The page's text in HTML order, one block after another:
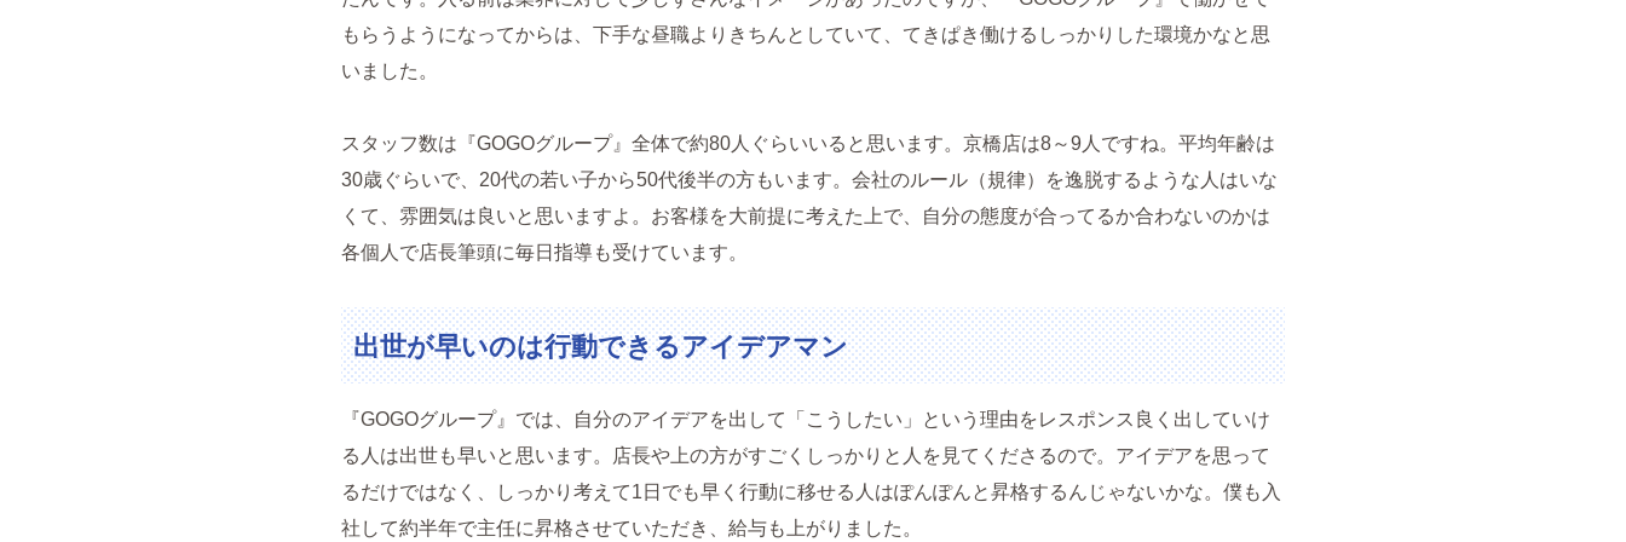
もらうようになってからは、下手な昼職よりきちんとしていて、てきぱき働けるしっかりした環境かなと思
いました。
スタッフ数は『GOGOグループ』全体で約80人ぐらいいると思います。京橋店は8～9人ですね。平均年齢は
30歳ぐらいで、20代の若い子から50代後半の方もいます。会社のルール（規律）を逸脱するような人はいな
くて、雰囲気は良いと思いますよ。お客様を大前提に考えた上で、自分の態度が合ってるか合わないのかは
各個人で店長筆頭に毎日指導も受けています。
出世が早いのは行動できるアイデアマン
『GOGOグループ』では、自分のアイデアを出して「こうしたい」という理由をレスポンス良く出していけ
る人は出世も早いと思います。店長や上の方がすごくしっかりと人を見てくださるので。アイデアを思って
るだけではなく、しっかり考えて1日でも早く行動に移せる人はぽんぽんと昇格するんじゃないかな。僕も入
社して約半年で主任に昇格させていただき、給与も上がりました。